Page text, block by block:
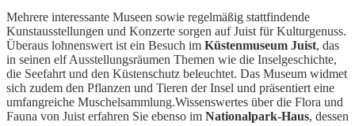
Mehrere interessante Museen sowie regelmäßig stattfindende
Kunstausstellungen und Konzerte sorgen auf Juist für Kulturgenuss.
Überaus lohnenswert ist ein Besuch im Küstenmuseum Juist, das
in seinen elf Ausstellungsräumen Themen wie die Inselgeschichte,
die Seefahrt und den Küstenschutz beleuchtet. Das Museum widmet
sich zudem den Pflanzen und Tieren der Insel und präsentiert eine
umfangreiche Muschelsammlung.Wissenswertes über die Flora und
Fauna von Juist erfahren Sie ebenso im Nationalpark-Haus, dessen